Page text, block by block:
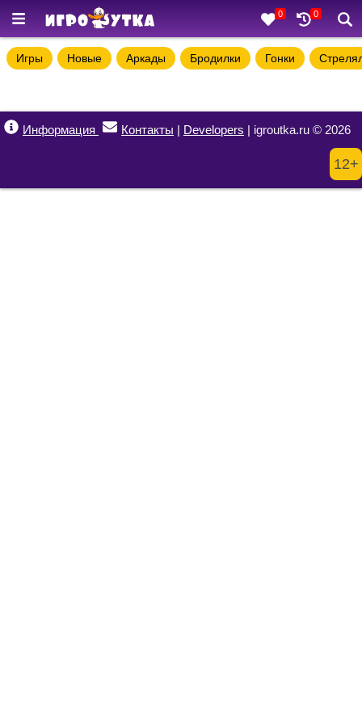
0 0
Игры Новые Аркады Бродилки Гонки
Информация Контакты | Developers | igroutka.ru © 2026
12+